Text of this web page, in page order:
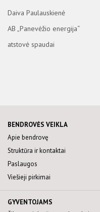
Daiva Paulauskienė
AB „Panevėžio energija“
atstovė spaudai
BENDROVĖS VEIKLA
Apie bendrovę
Struktūra ir kontaktai
Paslaugos
Viešieji pirkimai
GYVENTOJAMS